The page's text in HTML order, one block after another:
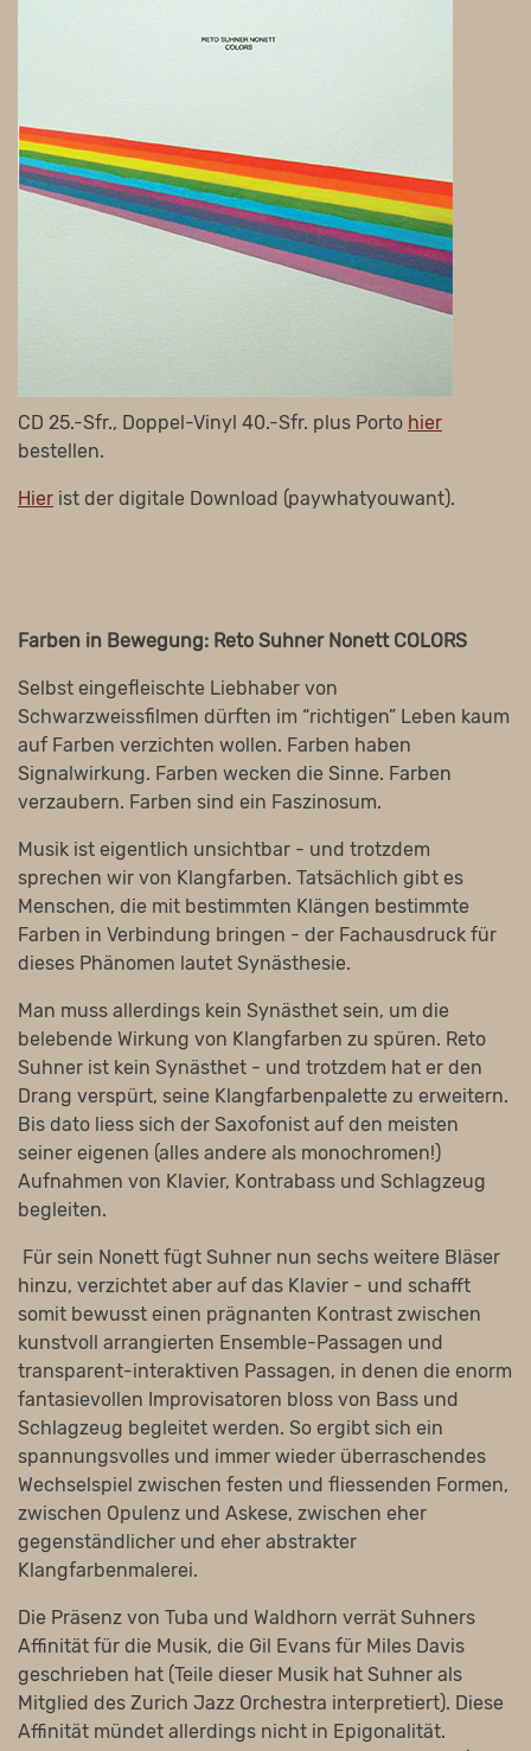
CD 25.-Sfr., Doppel-Vinyl 40.-Sfr. plus Porto hier
bestellen.
Hier ist der digitale Download (paywhatyouwant).
Farben in Bewegung: Reto Suhner Nonett COLORS
Selbst eingefleischte Liebhaber von
Schwarzweissfilmen dürften im “richtigen” Leben kaum
auf Farben verzichten wollen. Farben haben
Signalwirkung. Farben wecken die Sinne. Farben
verzaubern. Farben sind ein Faszinosum.
Musik ist eigentlich unsichtbar - und trotzdem
sprechen wir von Klangfarben. Tatsächlich gibt es
Menschen, die mit bestimmten Klängen bestimmte
Farben in Verbindung bringen - der Fachausdruck für
dieses Phänomen lautet Synästhesie.
Man muss allerdings kein Synästhet sein, um die
belebende Wirkung von Klangfarben zu spüren. Reto
Suhner ist kein Synästhet - und trotzdem hat er den
Drang verspürt, seine Klangfarbenpalette zu erweitern.
Bis dato liess sich der Saxofonist auf den meisten
seiner eigenen (alles andere als monochromen!)
Aufnahmen von Klavier, Kontrabass und Schlagzeug
begleiten.
Für sein Nonett fügt Suhner nun sechs weitere Bläser
hinzu, verzichtet aber auf das Klavier - und schafft
somit bewusst einen prägnanten Kontrast zwischen
kunstvoll arrangierten Ensemble-Passagen und
transparent-interaktiven Passagen, in denen die enorm
fantasievollen Improvisatoren bloss von Bass und
Schlagzeug begleitet werden. So ergibt sich ein
spannungsvolles und immer wieder überraschendes
Wechselspiel zwischen festen und fliessenden Formen,
zwischen Opulenz und Askese, zwischen eher
gegenständlicher und eher abstrakter
Klangfarbenmalerei.
Die Präsenz von Tuba und Waldhorn verrät Suhners
Affinität für die Musik, die Gil Evans für Miles Davis
geschrieben hat (Teile dieser Musik hat Suhner als
Mitglied des Zurich Jazz Orchestra interpretiert). Diese
Affinität mündet allerdings nicht in Epigonalität.